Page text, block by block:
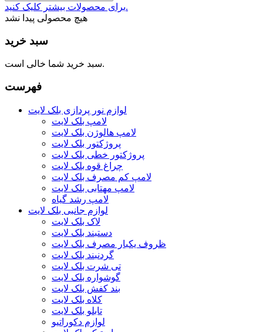
برای محصولات بیشتر کلیک کنید.
هیچ محصولی پیدا نشد
سبد خرید
سبد خرید شما خالی است.
فهرست
لوازم نور پردازی بلک لایت
لامپ بلک لایت
لامپ هالوژن بلک لایت
پروژکتور بلک لایت
پروژکتور خطی بلک لایت
چراغ قوه بلک لایت
لامپ کم مصرف بلک لایت
لامپ مهتابی بلک لایت
لامپ رشد گیاه
لوازم جانبی بلک لایت
لاک بلک لایت
دستبند بلک لایت
ظروف یکبار مصرف بلک لایت
گردنبند بلک لایت
تی شرت بلک لایت
گوشواره بلک لایت
بند کفش بلک لایت
کلاه بلک لایت
تابلو بلک لایت
لوازم دکوراتیو